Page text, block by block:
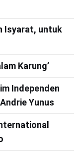
Isyarat, untuk
Karung’
Independen
Yunus